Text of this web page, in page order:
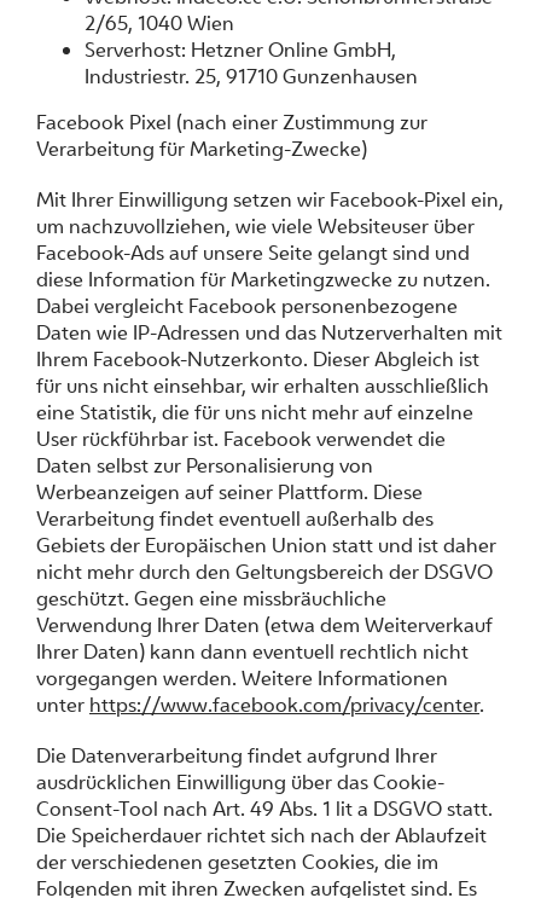
2/65, 1040 Wien
Serverhost: Hetzner Online GmbH,
Industriestr. 25, 91710 Gunzenhausen
Facebook Pixel (nach einer Zustimmung zur
Verarbeitung für Marketing-Zwecke)
Mit Ihrer Einwilligung setzen wir Facebook-Pixel ein,
um nachzuvollziehen, wie viele Websiteuser über
Facebook-Ads auf unsere Seite gelangt sind und
diese Information für Marketingzwecke zu nutzen.
Dabei vergleicht Facebook personenbezogene
Daten wie IP-Adressen und das Nutzerverhalten mit
Ihrem Facebook-Nutzerkonto. Dieser Abgleich ist
für uns nicht einsehbar, wir erhalten ausschließlich
eine Statistik, die für uns nicht mehr auf einzelne
User rückführbar ist. Facebook verwendet die
Daten selbst zur Personalisierung von
Werbeanzeigen auf seiner Plattform. Diese
Verarbeitung findet eventuell außerhalb des
Gebiets der Europäischen Union statt und ist daher
nicht mehr durch den Geltungsbereich der DSGVO
geschützt. Gegen eine missbräuchliche
Verwendung Ihrer Daten (etwa dem Weiterverkauf
Ihrer Daten) kann dann eventuell rechtlich nicht
vorgegangen werden. Weitere Informationen
unter https://www.facebook.com/privacy/center.
Die Datenverarbeitung findet aufgrund Ihrer
ausdrücklichen Einwilligung über das Cookie-
Consent-Tool nach Art. 49 Abs. 1 lit a DSGVO statt.
Die Speicherdauer richtet sich nach der Ablaufzeit
der verschiedenen gesetzten Cookies, die im
Folgenden mit ihren Zwecken aufgelistet sind. Es